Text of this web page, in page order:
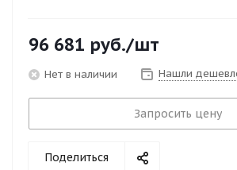
96 681 руб./шт
Нет в наличии Нашли
Запросить цену
Поделиться